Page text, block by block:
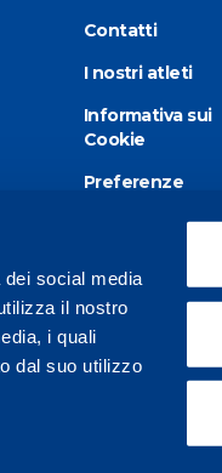
social media
il nostro
i quali
dal suo utilizzo
Contatti
I nostri atleti
Informativa sui
Cookie
Preferenze
Dichiarazione di
accessibilità